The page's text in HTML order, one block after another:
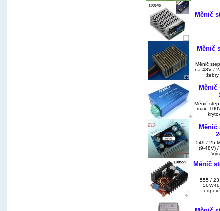
Měnič
Měnič
Měnič
na 48V /
Měnič
Měnič
max.
Měnič
549 / 25
(9-48V) /
Měnič
555 / 23
36V/